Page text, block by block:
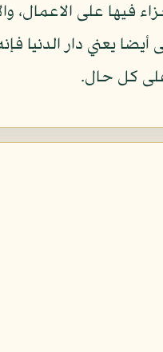
فيها على الاعمال،
أيضا يعني دار
كل حال.